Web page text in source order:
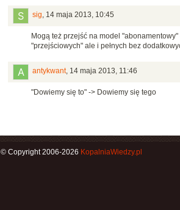
sig, 14 maja 2013, 10:45
Mogą też przejść na model
"przejściowych" ale i pełnych bez
antykwant, 14 maja 2013, 11:46
"Dowiemy się to" -> Dowiemy się tego
© Copyright 2006-2026 KopalniaWiedzy.pl